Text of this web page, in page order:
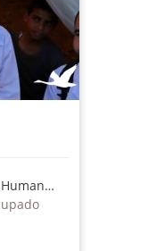
Defensora de Direitos Humanos